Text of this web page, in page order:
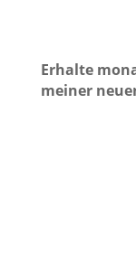
Erhalte
meiner